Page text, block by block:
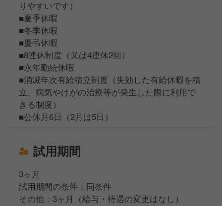
りやすいです）
■夏季休暇
■冬季休暇
■慶弔休暇
■8連休制度（又は4連休2回）
■永年勤続休暇
■消滅年次有給積立制度（失効した有給休暇を積
立、病気やけがの治療等が発生した際に利用で
きる制度）
■公休月6日（2月は5日）
試用期間
3ヶ月
試用期間の条件：同条件
その他：3ヶ月（給与・待遇の変更はなし）